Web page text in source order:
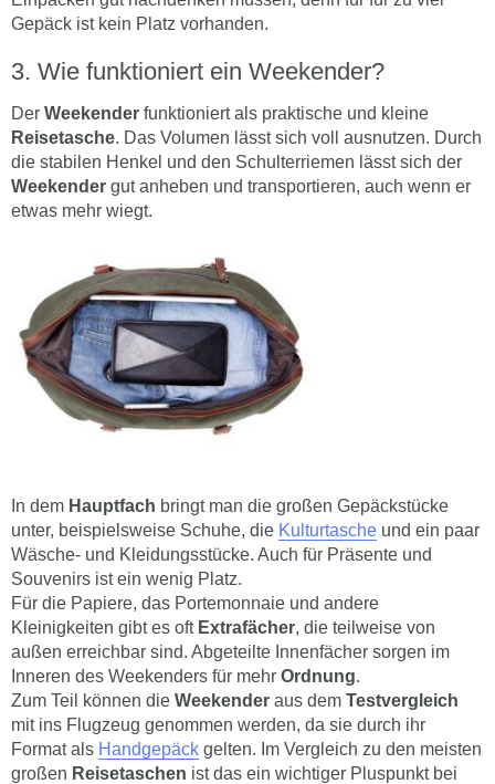
Gepäck ist kein Platz vorhanden.
Wie funktioniert ein Weekender?
Der Weekender funktioniert als praktische und kleine
Reisetasche. Das Volumen lässt sich voll ausnutzen. Durch
die stabilen Henkel und den Schulterriemen lässt sich der
Weekender gut anheben und transportieren, auch wenn er
etwas mehr wiegt.
In dem Hauptfach bringt man die großen Gepäckstücke
unter, beispielsweise Schuhe, die Kulturtasche und ein paar
Wäsche- und Kleidungsstücke. Auch für Präsente und
Souvenirs ist ein wenig Platz.
Für die Papiere, das Portemonnaie und andere
Kleinigkeiten gibt es oft Extrafächer, die teilweise von
außen erreichbar sind. Abgeteilte Innenfächer sorgen im
Inneren des Weekenders für mehr Ordnung.
Zum Teil können die Weekender aus dem Testvergleich
mit ins Flugzeug genommen werden, da sie durch ihr
Format als Handgepäck gelten. Im Vergleich zu den meisten
großen Reisetaschen ist das ein wichtiger Pluspunkt bei